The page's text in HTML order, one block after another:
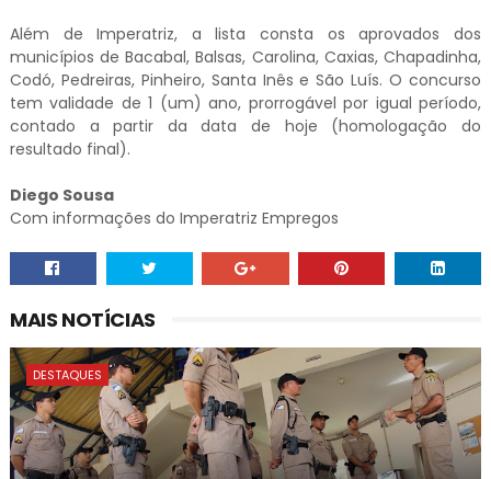
Além de Imperatriz, a lista consta os aprovados dos
municípios de Bacabal, Balsas, Carolina, Caxias, Chapadinha,
Codó, Pedreiras, Pinheiro, Santa Inês e São Luís. O concurso
tem validade de 1 (um) ano, prorrogável por igual período,
contado a partir da data de hoje (homologação do
resultado final).
Diego Sousa
Com informações do Imperatriz Empregos
MAIS NOTÍCIAS
DESTAQUES